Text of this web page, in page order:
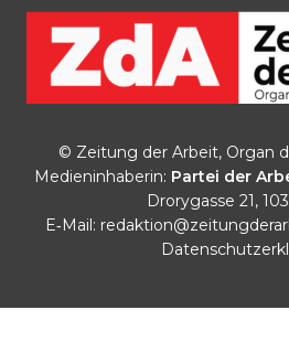
© Zeitung der Arbeit, Organ
Medieninhaberin: Partei der
Drorygasse 21,
E‑Mail: